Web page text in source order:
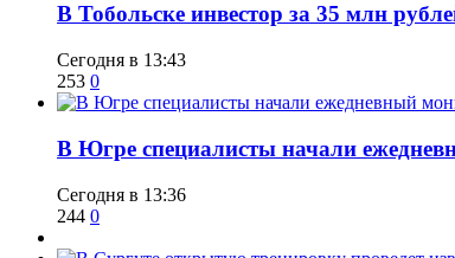
В Тобольске инвестор за 35 млн
Сегодня в 13:43
253 0
В Югре специалисты начали
Сегодня в 13:36
244 0